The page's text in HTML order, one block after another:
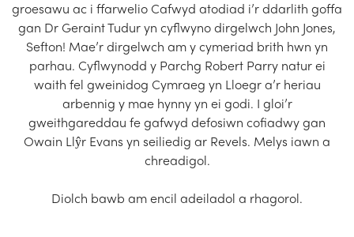
groesawu ac i ffarwelio Cafwyd atodiad i’r ddarlith goffa
gan Dr Geraint Tudur yn cyflwyno dirgelwch John Jones,
Sefton! Mae’r dirgelwch am y cymeriad brith hwn yn
parhau. Cyflwynodd y Parchg Robert Parry natur ei
waith fel gweinidog Cymraeg yn Lloegr a’r heriau
arbennig y mae hynny yn ei godi. I gloi’r
gweithgareddau fe gafwyd defosiwn cofiadwy gan
Owain Llŷr Evans yn seiliedig ar Revels. Melys iawn a
chreadigol.
Diolch bawb am encil adeiladol a rhagorol.